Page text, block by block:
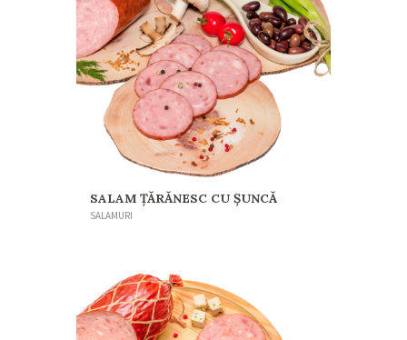
SALAM ŢĂRĂNESC CU ŞUNCĂ
SALAMURI